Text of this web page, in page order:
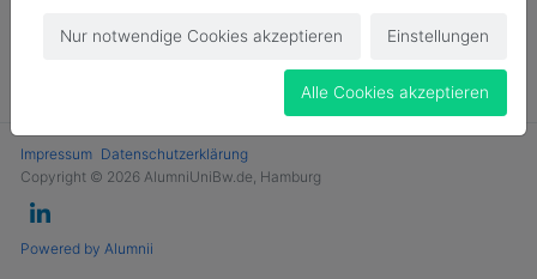
Impressum Datenschutzerklärung
Copyright © 2026 AlumniUniBw.de, Hamburg
Powered by Alumnii
Nur notwendige Cookies akzeptieren Einstellungen
Alle Cookies akzeptieren